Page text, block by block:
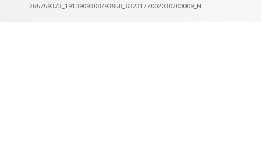
265759373_1913909308793958_6323177002030200009_N